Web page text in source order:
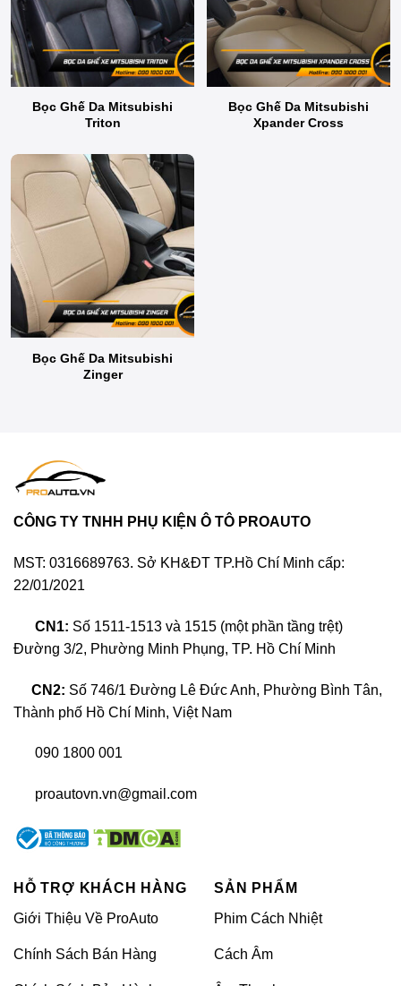
Bọc Ghế Da Mitsubishi
Triton
Bọc Ghế Da Mitsubishi
Xpander Cross
Bọc Ghế Da Mitsubishi
Zinger
CÔNG TY TNHH PHỤ KIỆN Ô TÔ PROAUTO
MST: 0316689763. Sở KH&ĐT TP.Hồ Chí Minh cấp:
22/01/2021
CN1: Số 1511-1513 và 1515 (một phần tầng trệt)
Đường 3/2, Phường Minh Phụng, TP. Hồ Chí Minh
CN2: Số 746/1 Đường Lê Đức Anh, Phường Bình Tân,
Thành phố Hồ Chí Minh, Việt Nam
090 1800 001
proautovn.vn@gmail.com
HỖ TRỢ KHÁCH HÀNG
Giới Thiệu Về ProAuto
Chính Sách Bán Hàng
SẢN PHẨM
Phim Cách Nhiệt
Cách Âm